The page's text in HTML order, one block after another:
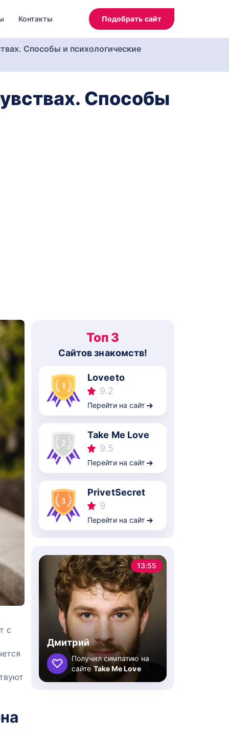
Контакты Подобрать сайт
Способы и психологические
Способы
с
Топ 3
Cайтов знакомств!
Loveeto
9.2
Перейти на сайт
Take Me Love
9.5
Перейти на сайт
PrivetSecret
9
Перейти на сайт
13:55
Дмитрий
Получил симпатию на
сайтеTake Me Love